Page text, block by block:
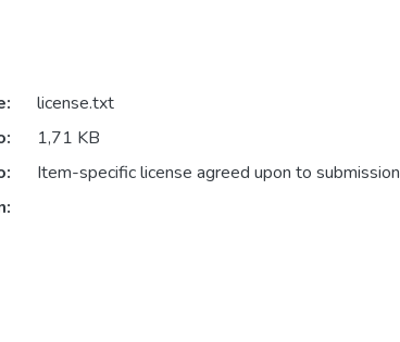
license.txt
1,71 KB
Item-specific license agreed upon to submission